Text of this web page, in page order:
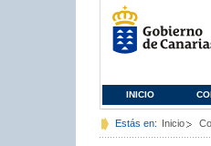
INICIO
Estás en: Inicio